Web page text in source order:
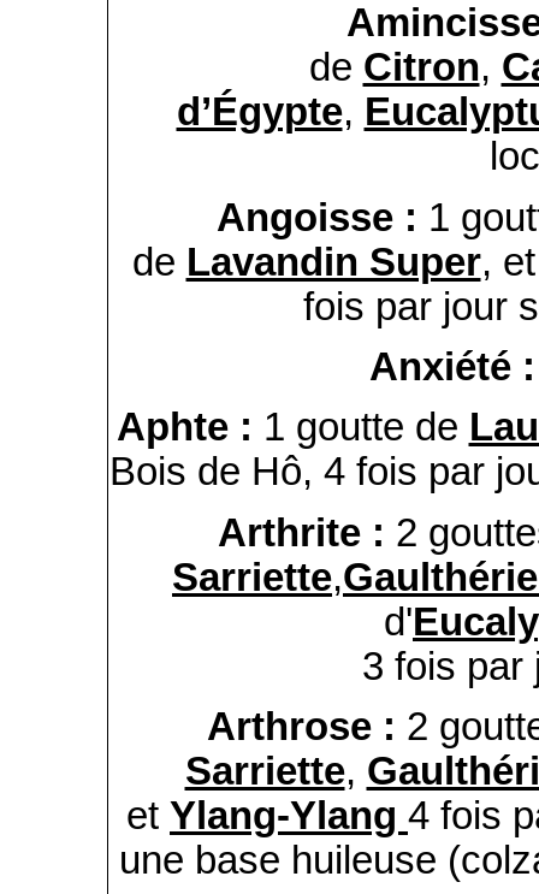
de Citron,
d’Égypte,
Angoisse : 1
de Lavandin Super,
fois par jour
Anxiété
Aphte : 1 goutte de
Bois de Hô, 4 fois par
Arthrite : 2
Sarriette,
d'
3 fois par
Arthrose : 2
Sarriette,
et Ylang-Ylang 4 fois
une base huileuse